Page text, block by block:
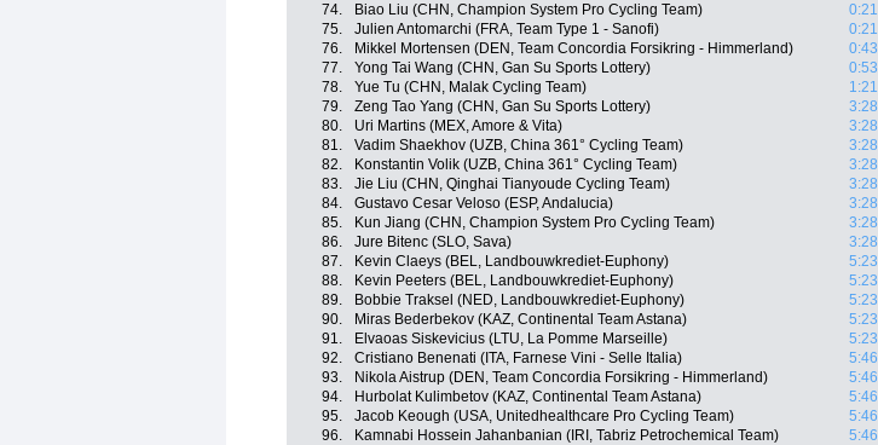
74.
Biao Liu (CHN, Champion System Pro Cycling Team)
0:21
75.
Julien Antomarchi (FRA, Team Type 1 - Sanofi)
0:21
76.
Mikkel Mortensen (DEN, Team Concordia Forsikring - Himmerland)
0:43
77.
Yong Tai Wang (CHN, Gan Su Sports Lottery)
0:53
78.
Yue Tu (CHN, Malak Cycling Team)
1:21
79.
Zeng Tao Yang (CHN, Gan Su Sports Lottery)
3:28
80.
Uri Martins (MEX, Amore & Vita)
3:28
81.
Vadim Shaekhov (UZB, China 361° Cycling Team)
3:28
82.
Konstantin Volik (UZB, China 361° Cycling Team)
3:28
83.
Jie Liu (CHN, Qinghai Tianyoude Cycling Team)
3:28
84.
Gustavo Cesar Veloso (ESP, Andalucia)
3:28
85.
Kun Jiang (CHN, Champion System Pro Cycling Team)
3:28
86.
Jure Bitenc (SLO, Sava)
3:28
87.
Kevin Claeys (BEL, Landbouwkrediet-Euphony)
5:23
88.
Kevin Peeters (BEL, Landbouwkrediet-Euphony)
5:23
89.
Bobbie Traksel (NED, Landbouwkrediet-Euphony)
5:23
90.
Miras Bederbekov (KAZ, Continental Team Astana)
5:23
91.
Elvaoas Siskevicius (LTU, La Pomme Marseille)
5:23
92.
Cristiano Benenati (ITA, Farnese Vini - Selle Italia)
5:46
93.
Nikola Aistrup (DEN, Team Concordia Forsikring - Himmerland)
5:46
94.
Hurbolat Kulimbetov (KAZ, Continental Team Astana)
5:46
95.
Jacob Keough (USA, Unitedhealthcare Pro Cycling Team)
5:46
96.
Kamnabi Hossein Jahanbanian (IRI, Tabriz Petrochemical Team)
5:46